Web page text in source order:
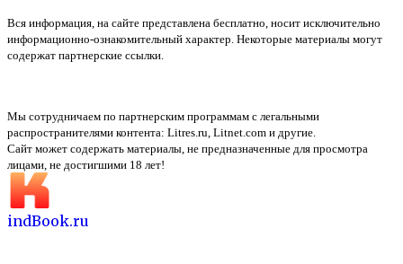
Вся информация, на сайте представлена бесплатно, носит исключительно
информационно-ознакомительный характер. Некоторые материалы могут
содержат партнерские ссылки.
Мы сотрудничаем по партнерским программам с легальными
распространителями контента: Litres.ru, Litnet.com и другие.
Сайт может содержать материалы, не предназначенные для просмотра
лицами, не достигшими 18 лет!
indBook.ru